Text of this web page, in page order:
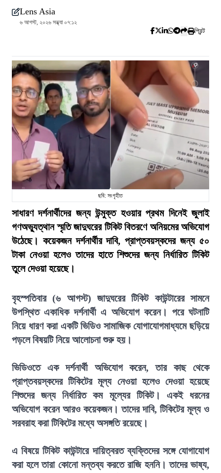
Lens Asia
৬ আগস্ট, ২০২৬ সন্ধ্যা ০৭:১২
প্রিন্ট
ছবি: সংগৃহীত
সাধারণ দর্শনার্থীদের জন্য উন্মুক্ত হওয়ার প্রথম দিনেই জুলাই
গণঅভ্যুত্থান স্মৃতি জাদুঘরের টিকিট বিতরণে অনিয়মের অভিযোগ
উঠেছে। কয়েকজন দর্শনার্থীর দাবি, প্রাপ্তবয়স্কদের জন্য ৫০
টাকা নেওয়া হলেও তাদের হাতে শিশুদের জন্য নির্ধারিত টিকিট
তুলে দেওয়া হয়েছে।
বৃহস্পতিবার (৬ আগস্ট) জাদুঘরের টিকিট কাউন্টারের সামনে
উপস্থিত একাধিক দর্শনার্থী এ অভিযোগ করেন। পরে ঘটনাটি
নিয়ে ধারণ করা একটি ভিডিও সামাজিক যোগাযোগমাধ্যমে ছড়িয়ে
পড়লে বিষয়টি নিয়ে আলোচনা শুরু হয়।
ভিডিওতে এক দর্শনার্থী অভিযোগ করেন, তার কাছ থেকে
প্রাপ্তবয়স্কদের টিকিটের মূল্য নেওয়া হলেও দেওয়া হয়েছে
শিশুদের জন্য নির্ধারিত কম মূল্যের টিকিট। একই ধরনের
অভিযোগ করেন আরও কয়েকজন। তাদের দাবি, টিকিটের মূল্য ও
সরবরাহ করা টিকিটের মধ্যে অসঙ্গতি রয়েছে।
এ বিষয়ে টিকিট কাউন্টারে দায়িত্বরত ব্যক্তিদের সঙ্গে যোগাযোগ
করা হলে তারা কোনো মন্তব্য করতে রাজি হননি। তাদের ভাষ্য,